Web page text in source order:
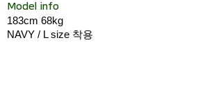
Model info
183cm 68kg
NAVY / L size 착용